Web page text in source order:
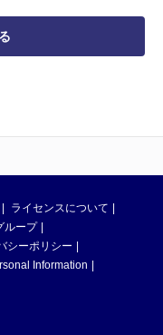
ライセンスについて
ループ
シーポリシー
Information